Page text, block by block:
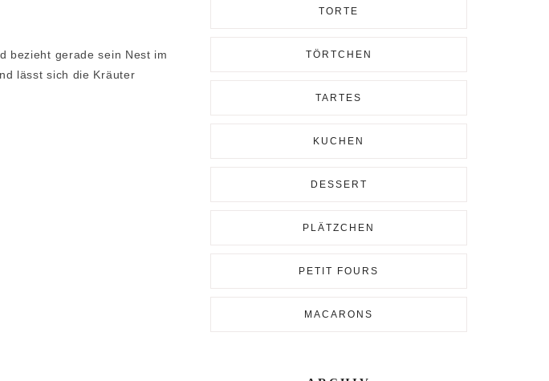
bezieht gerade sein Nest im
lässt sich die Kräuter
TORTE
TÖRTCHEN
TARTES
KUCHEN
DESSERT
PLÄTZCHEN
PETIT FOURS
MACARONS